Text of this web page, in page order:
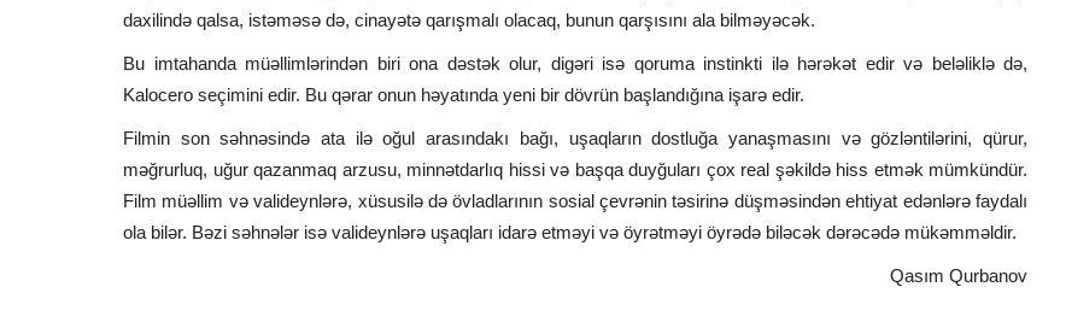
daxilində qalsa, istəməsə də, cinayətə qarışmalı olacaq, bunun qarşısını ala bilməyəcək.
Bu imtahanda müəllimlərindən biri ona dəstək olur, digəri isə qoruma instinkti ilə hərəkət edir və beləliklə də,
Kalocero seçimini edir. Bu qərar onun həyatında yeni bir dövrün başlandığına işarə edir.
Filmin son səhnəsində ata ilə oğul arasındakı bağı, uşaqların dostluğa yanaşmasını və gözləntilərini, qürur,
məğrurluq, uğur qazanmaq arzusu, minnətdarlıq hissi və başqa duyğuları çox real şəkildə hiss etmək mümkündür.
Film müəllim və valideynlərə, xüsusilə də övladlarının sosial çevrənin təsirinə düşməsindən ehtiyat edənlərə faydalı
ola bilər. Bəzi səhnələr isə valideynlərə uşaqları idarə etməyi və öyrətməyi öyrədə biləcək dərəcədə mükəmməldir.
Qasım Qurbanov